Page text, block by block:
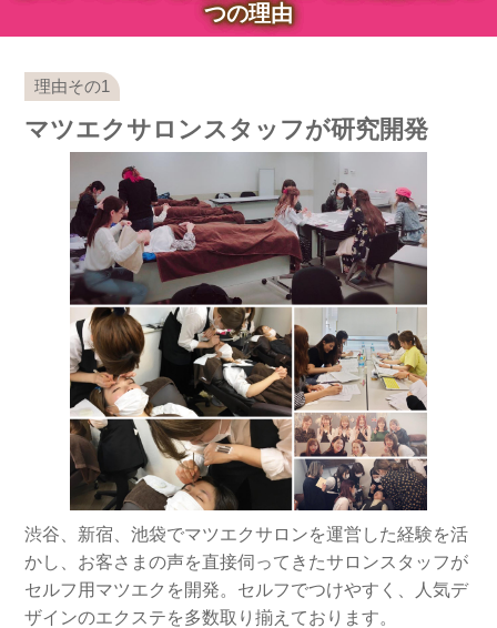
つの理由
マツエクサロンスタッフが研究開発
渋谷、新宿、池袋でマツエクサロンを運営した経験を活
かし、お客さまの声を直接伺ってきたサロンスタッフが
セルフ用マツエクを開発。セルフでつけやすく、人気デ
ザインのエクステを多数取り揃えております。